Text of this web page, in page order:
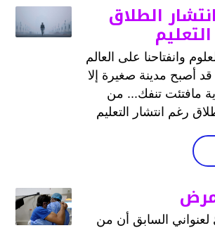
الطلاق
وانفتاحنا على العالم
أصبح مدينة صغيرة إلا
مافتئت تنفك... من
رغم انتشار التعليم
السابق أن من